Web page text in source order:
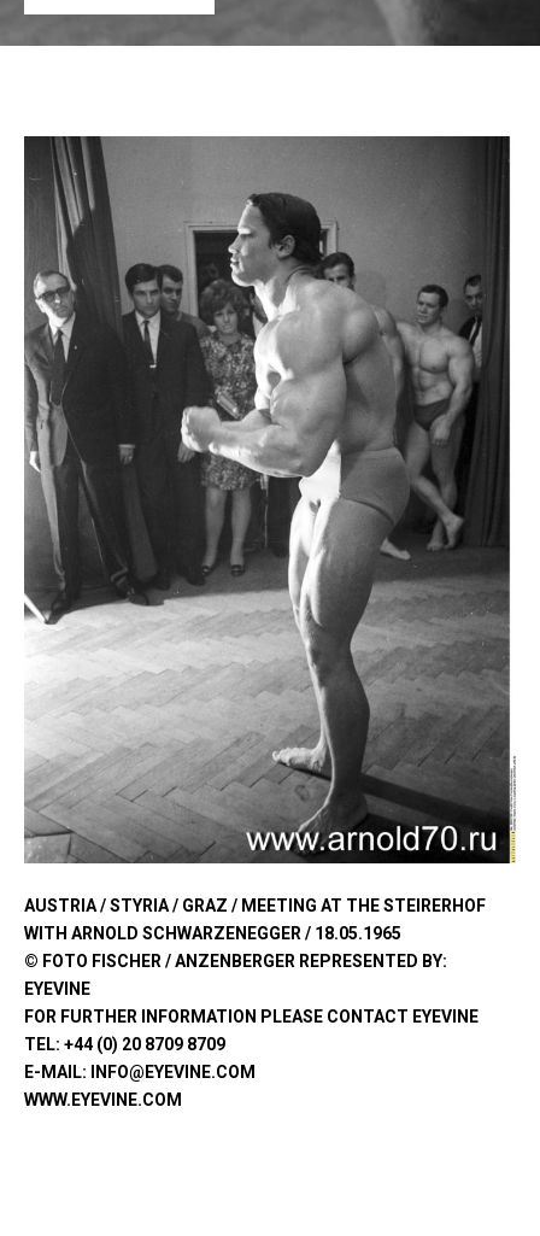
AUSTRIA / STYRIA / GRAZ / MEETING AT THE STEIRERHOF
WITH ARNOLD SCHWARZENEGGER / 18.05.1965
© FOTO FISCHER / ANZENBERGER REPRESENTED BY:
EYEVINE
FOR FURTHER INFORMATION PLEASE CONTACT EYEVINE
TEL: +44 (0) 20 8709 8709
E-MAIL: INFO@EYEVINE.COM
WWW.EYEVINE.COM